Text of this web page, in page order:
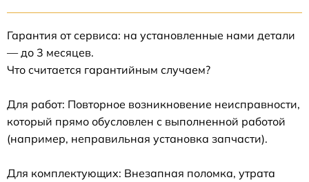
Гарантия от сервиса: на установленные нами детали
— до 3 месяцев.
Что считается гарантийным случаем?
Для работ: Повторное возникновение неисправности,
который прямо обусловлен с выполненной работой
(например, неправильная установка запчасти).
Для комплектующих: Внезапная поломка, утрата